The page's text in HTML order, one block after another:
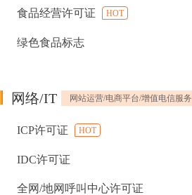
食品经营许可证 HOT
绿色食品标志
网络/IT 网站运营/电商平台/增值电信服务
ICP许可证 HOT
IDC许可证
全网/地网呼叫中心许可证